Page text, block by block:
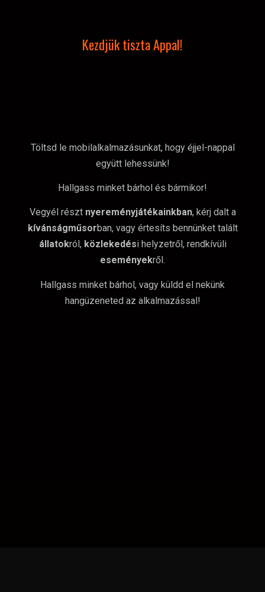
Kezdjük tiszta Appal!
Töltsd le mobilalkalmazásunkat, hogy éjjel-nappal
együtt lehessünk!
Hallgass minket bárhol és bármikor!
Vegyél részt nyereményjátékainkban, kérj dalt a
kívánságműsorban, vagy értesíts bennünket talált
állatokról, közlekedési helyzetről, rendkívüli
eseményekről.
Hallgass minket bárhol, vagy küldd el nekünk
hangüzeneted az alkalmazással!